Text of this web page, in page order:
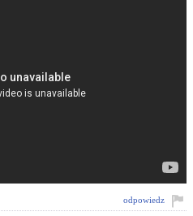
odpowiedz